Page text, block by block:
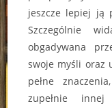
jeszcze lepiej ją
Szczególnie
obgadywana
swoje myśli oraz
pełne
zupełnie